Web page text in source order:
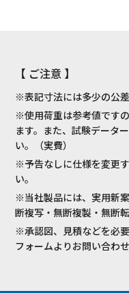
【 ご注意 】
※表記寸法には多少の公
※使用荷重は参考値です
ます。また、試験データ
い。（実費）
※予告なしに仕様を変更
い。
※当社製品には、実用新
断複写・無断複製・無断
※承認図、見積などを必
フォームよりお問い合わせ